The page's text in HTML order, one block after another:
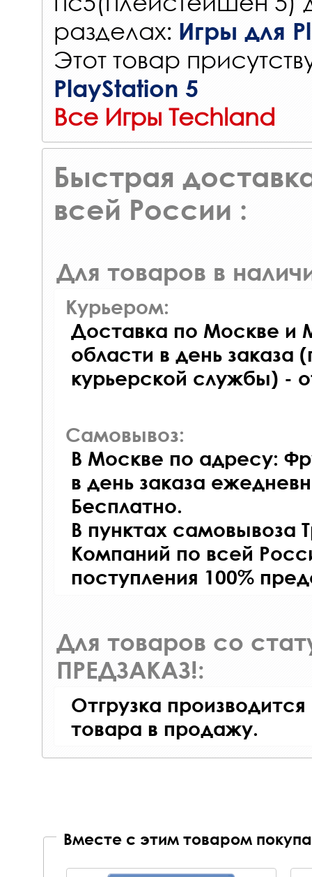
разделах: Игры для
Этот товар
PlayStation 5
Все Игры Techland
Быстрая
всей России :
Для товаров в
Курьером:
Доставка по Москве и
области в день заказа
курьерской службы) -
Самовывоз:
В Москве по адресу:
в день заказа
Бесплатно.
В пунктах самовывоза
Компаний по всей
поступления 100%
Для товаров со
ПРЕДЗАКАЗ!:
Отгрузка
товара в продажу.
Вместе с этим товаром